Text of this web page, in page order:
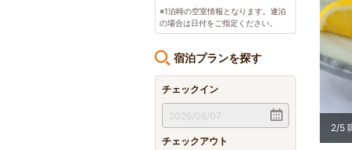
※1泊時の空室情報となります。連泊
の場合は日付をご指定ください。
宿泊プランを探す
チェックイン
チェックアウト
2/5